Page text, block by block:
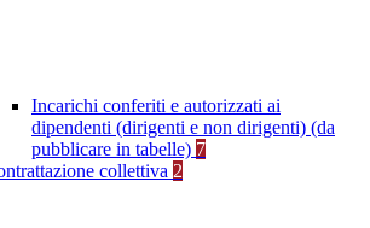
Incarichi conferiti e autorizzati ai
dipendenti (dirigenti e non dirigenti) (da
pubblicare in tabelle) 7
collettiva 2